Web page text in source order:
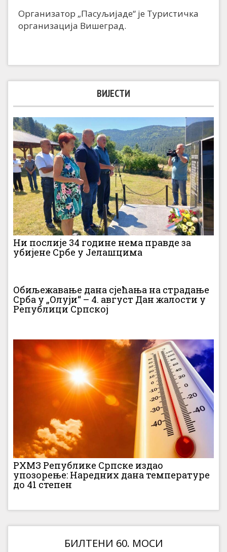
Организатор „Пасуљијаде“ је Туристичка
организација Вишеград.
ВИЈЕСТИ
Ни послије 34 године нема правде за
убијене Србе у Јелашцима
Обиљежавање дана сјећања на страдање
Срба у „Олуји“ – 4. август Дан жалости у
Републици Српској
РХМЗ Републике Српске издао
упозорење: Наредних дана температуре
до 41 степен
БИЛТЕНИ 60. МОСИ